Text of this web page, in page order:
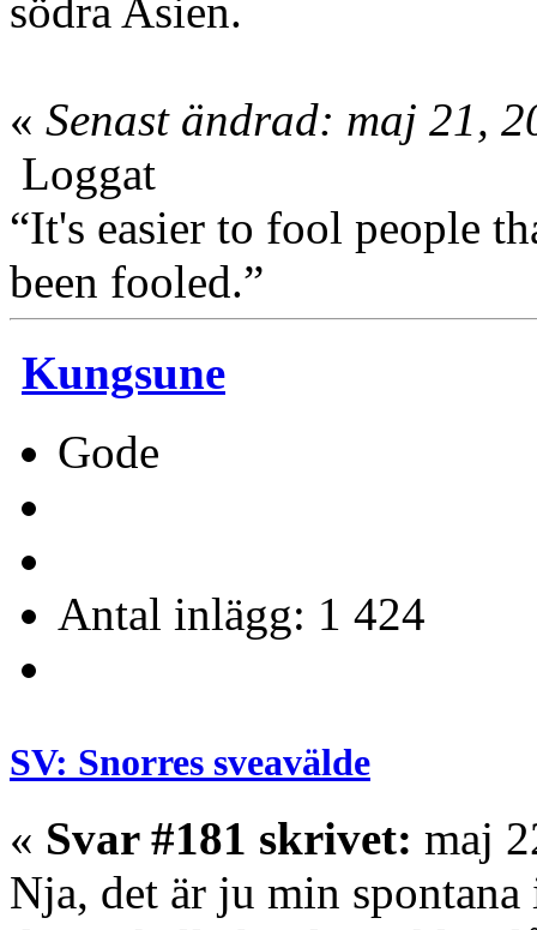
södra Asien.
« Senast ändrad: maj 21,
Loggat
“It's easier to fool people
been fooled.”
Kungsune
Gode
Antal inlägg: 1 424
SV: Snorres sveavälde
« Svar #181 skrivet: maj
Nja, det är ju min